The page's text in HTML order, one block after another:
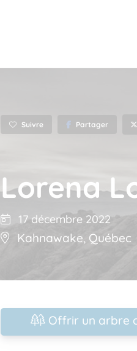
Suivre Partager
Lorena
17 décembre 2022
Kahnawake, Québec
Offrir un arbre